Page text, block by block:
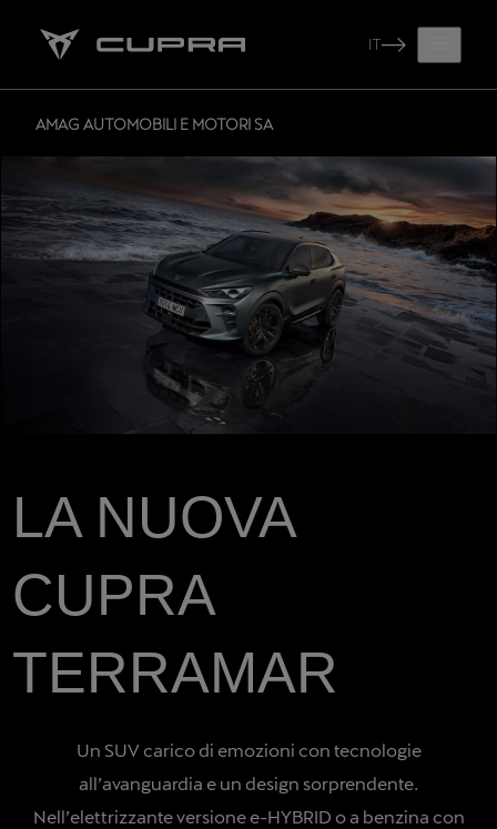
IT
AMAG AUTOMOBILI E MOTORI SA
LA NUOVA
CUPRA
TERRAMAR
Un SUV carico di emozioni con tecnologie
all’avanguardia e un design sorprendente.
Nell’elettrizzante versione e-HYBRID o a benzina con